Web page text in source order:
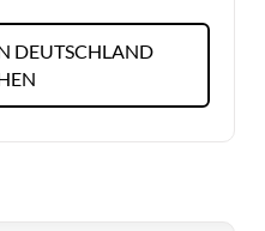
DEUTSCHLAND